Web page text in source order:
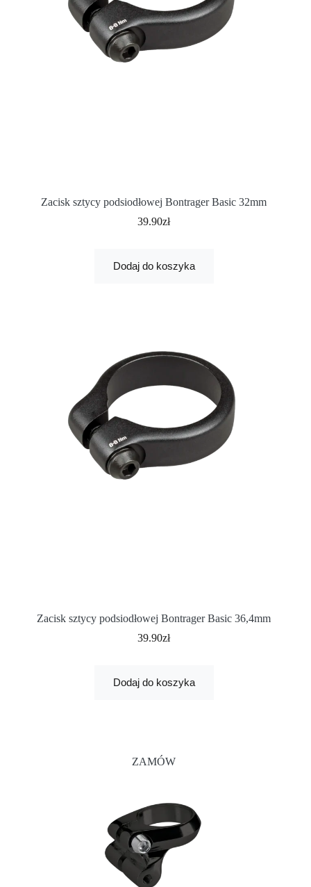
Zacisk sztycy podsiodłowej Bontrager Basic 32mm
39.90zł
Dodaj do koszyka
Zacisk sztycy podsiodłowej Bontrager Basic 36,4mm
39.90zł
Dodaj do koszyka
ZAMÓW